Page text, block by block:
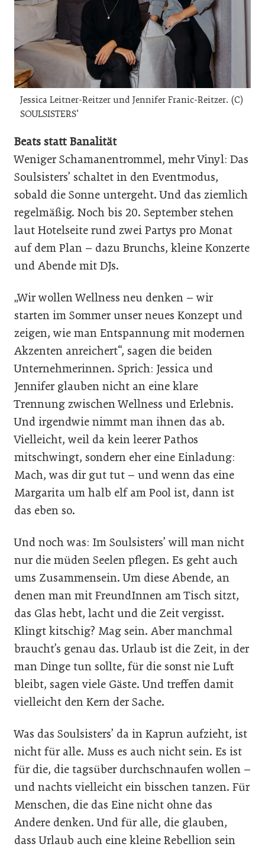
Jessica Leitner-Reitzer und Jennifer Franic-Reitzer. (C)
SOULSISTERS‘
Beats statt Banalität
Weniger Schamanentrommel, mehr Vinyl: Das
Soulsisters’ schaltet in den Eventmodus,
sobald die Sonne untergeht. Und das ziemlich
regelmäßig. Noch bis 20. September stehen
laut Hotelseite rund zwei Partys pro Monat
auf dem Plan – dazu Brunchs, kleine Konzerte
und Abende mit DJs.
„Wir wollen Wellness neu denken – wir
starten im Sommer unser neues Konzept und
zeigen, wie man Entspannung mit modernen
Akzenten anreichert“, sagen die beiden
Unternehmerinnen. Sprich: Jessica und
Jennifer glauben nicht an eine klare
Trennung zwischen Wellness und Erlebnis.
Und irgendwie nimmt man ihnen das ab.
Vielleicht, weil da kein leerer Pathos
mitschwingt, sondern eher eine Einladung:
Mach, was dir gut tut – und wenn das eine
Margarita um halb elf am Pool ist, dann ist
das eben so.
Und noch was: Im Soulsisters’ will man nicht
nur die müden Seelen pflegen. Es geht auch
ums Zusammensein. Um diese Abende, an
denen man mit FreundInnen am Tisch sitzt,
das Glas hebt, lacht und die Zeit vergisst.
Klingt kitschig? Mag sein. Aber manchmal
braucht’s genau das. Urlaub ist die Zeit, in der
man Dinge tun sollte, für die sonst nie Luft
bleibt, sagen viele Gäste. Und treffen damit
vielleicht den Kern der Sache.
Was das Soulsisters’ da in Kaprun aufzieht, ist
nicht für alle. Muss es auch nicht sein. Es ist
für die, die tagsüber durchschnaufen wollen –
und nachts vielleicht ein bisschen tanzen. Für
Menschen, die das Eine nicht ohne das
Andere denken. Und für alle, die glauben,
dass Urlaub auch eine kleine Rebellion sein